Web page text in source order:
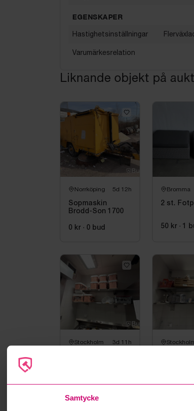
Samtycke
EGENSKAPER
Hastighetsinställningar
Varumärkesrelation
Liknande objekt på
Norrköping 5d 12h
Sopmaskin
Brodd-Son 1700
0 kr · 0 bud
Bromma
2 st.
50 kr · 1
Stockholm 3d 11h